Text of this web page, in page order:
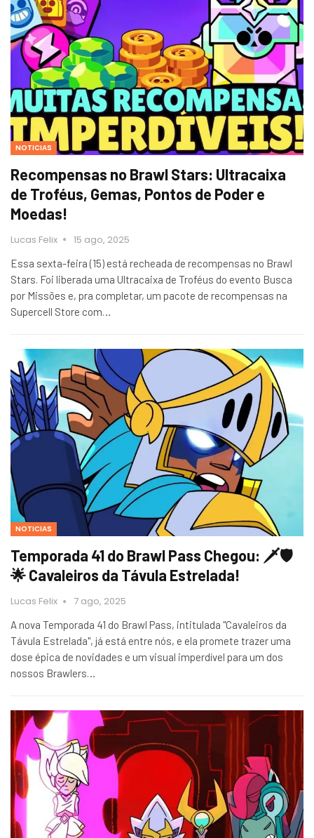
NOTICIAS
Recompensas no Brawl Stars: Ultracaixa
de Troféus, Gemas, Pontos de Poder e
Moedas!
Lucas Felix 15 ago, 2025
Essa sexta-feira (15) está recheada de recompensas no Brawl
Stars. Foi liberada uma Ultracaixa de Troféus do evento Busca
por Missões e, pra completar, um pacote de recompensas na
Supercell Store com…
NOTICIAS
Temporada 41 do Brawl Pass Chegou: 🗡️🛡️
🌟 Cavaleiros da Távula Estrelada!
Lucas Felix 7 ago, 2025
A nova Temporada 41 do Brawl Pass, intitulada "Cavaleiros da
Távula Estrelada", já está entre nós, e ela promete trazer uma
dose épica de novidades e um visual imperdível para um dos
nossos Brawlers…